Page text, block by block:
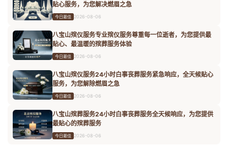
贴心服务，为您解决燃眉之急
今日最佳 2026-08-06
八宝山殡仪服务专业殡仪服务尊重每一位逝者，为您提供最
贴心、最温暖的殡葬服务体验
今日最佳 2026-08-06
八宝山殡仪服务24小时白事丧葬服务紧急响应，全天候贴心
服务，为您解除燃眉之急
今日最佳 2026-08-06
八宝山殡葬服务24小时白事丧葬服务全天候响应，为您提供
最贴心的殡葬服务
今日最佳 2026-08-06